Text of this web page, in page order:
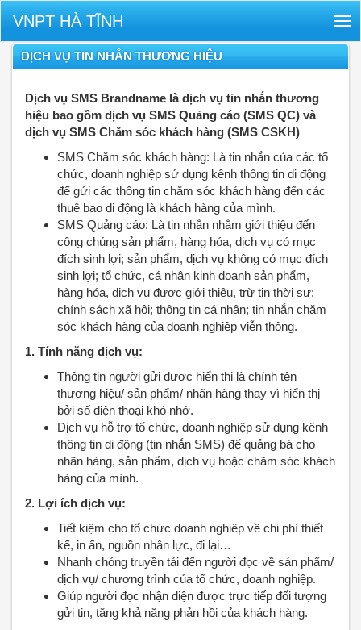
VNPT HÀ TĨNH
DỊCH VỤ TIN NHẮN THƯƠNG HIỆU
Dịch vụ SMS Brandname là dịch vụ tin nhắn thương
hiệu bao gồm dịch vụ SMS Quảng cáo (SMS QC) và
dịch vụ SMS Chăm sóc khách hàng (SMS CSKH)
SMS Chăm sóc khách hàng: Là tin nhắn của các tổ
chức, doanh nghiệp sử dụng kênh thông tin di động
để gửi các thông tin chăm sóc khách hàng đến các
thuê bao di động là khách hàng của mình.
SMS Quảng cáo: Là tin nhắn nhằm giới thiệu đến
công chúng sản phẩm, hàng hóa, dịch vụ có mục
đích sinh lợi; sản phẩm, dịch vụ không có mục đích
sinh lợi; tổ chức, cá nhân kinh doanh sản phẩm,
hàng hóa, dịch vụ được giới thiệu, trừ tin thời sự;
chính sách xã hội; thông tin cá nhân; tin nhắn chăm
sóc khách hàng của doanh nghiệp viễn thông.
1. Tính năng dịch vụ:
Thông tin người gửi được hiển thị là chính tên
thương hiệu/ sản phẩm/ nhãn hàng thay vì hiển thị
bởi số điện thoại khó nhớ.
Dịch vụ hỗ trợ tổ chức, doanh nghiệp sử dụng kênh
thông tin di động (tin nhắn SMS) để quảng bá cho
nhãn hàng, sản phẩm, dịch vụ hoặc chăm sóc khách
hàng của mình.
2. Lợi ích dịch vụ:
Tiết kiệm cho tổ chức doanh nghiêp về chi phí thiết
kế, in ấn, nguồn nhân lực, đi lại…
Nhanh chóng truyền tải đến người đọc về sản phẩm/
dịch vụ/ chương trình của tổ chức, doanh nghiệp.
Giúp người đọc nhận diện được trực tiếp đối tượng
gửi tin, tăng khả năng phản hồi của khách hàng.